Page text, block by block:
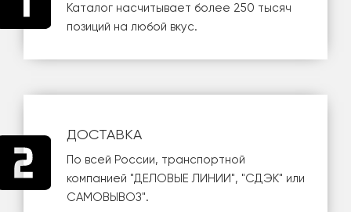
Каталог насчитывает более 250 тысяч
позиций на любой вкус.
ДОСТАВКА
По всей России, транспортной
компанией "ДЕЛОВЫЕ ЛИНИИ", "СДЭК" или
САМОВЫВОЗ".